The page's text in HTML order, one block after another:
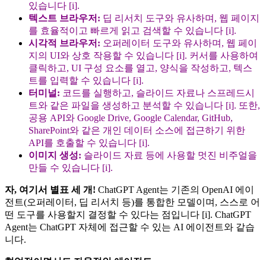
있습니다 [i].
텍스트 브라우저: 딥 리서치 도구와 유사하며, 웹 페이지
를 효율적이고 빠르게 읽고 검색할 수 있습니다 [i].
시각적 브라우저: 오퍼레이터 도구와 유사하며, 웹 페이
지의 UI와 상호 작용할 수 있습니다 [i]. 커서를 사용하여
클릭하고, UI 구성 요소를 열고, 양식을 작성하고, 텍스
트를 입력할 수 있습니다 [i].
터미널: 코드를 실행하고, 슬라이드 자료나 스프레드시
트와 같은 파일을 생성하고 분석할 수 있습니다 [i]. 또한,
공용 API와 Google Drive, Google Calendar, GitHub,
SharePoint와 같은 개인 데이터 소스에 접근하기 위한
API를 호출할 수 있습니다 [i].
이미지 생성: 슬라이드 자료 등에 사용할 멋진 비주얼을
만들 수 있습니다 [i].
자, 여기서 별표 세 개! ChatGPT Agent는 기존의 OpenAI 에이
전트(오퍼레이터, 딥 리서치 등)를 통합한 모델이며, 스스로 어
떤 도구를 사용할지 결정할 수 있다는 점입니다 [i]. ChatGPT
Agent는 ChatGPT 자체에 접근할 수 있는 AI 에이전트와 같습
니다.